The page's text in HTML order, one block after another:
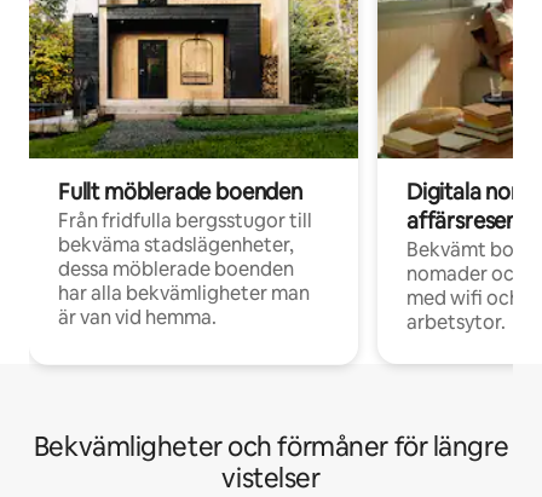
Fullt möblerade boenden
Från fridfulla bergsstugor till
bekväma stadslägenheter,
dessa möblerade boenden
har alla bekvämligheter man
är van vid hemma.
Digitala
Bekvämt
nomader och
med wifi och
arbetsytor.
Bekvämligheter och förmåner för längre
vistelser